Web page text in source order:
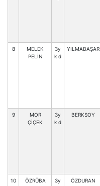
8
MELEK
PELİN
3y
k d
YILMABAŞAR
9
MOR
ÇİÇEK
3y
k d
BERKSOY
10 ÖZRÜBA
3y
ÖZDURAN